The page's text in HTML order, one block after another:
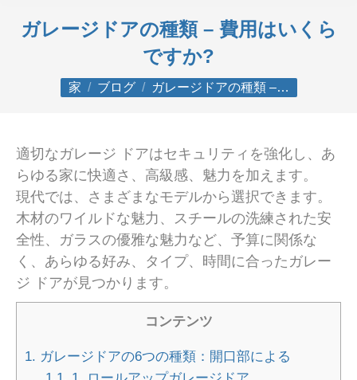
ガレージドアの種類 – 費用はいくら
ですか?
あなたはここにいる：
家 ブログ ガレージドアの種類 –…
適切なガレージ ドアはセキュリティを強化し、あ
らゆる家に快適さ、高級感、魅力を加えます。
現代では、さまざまなモデルから選択できます。
木材のワイルドな魅力、スチールの洗練された安
全性、ガラスの優雅な魅力など、予算に関係な
く、あらゆる好み、タイプ、時間に合ったガレー
ジ ドアが見つかります。
コンテンツ
1. ガレージドアの6つの種類：開口部による